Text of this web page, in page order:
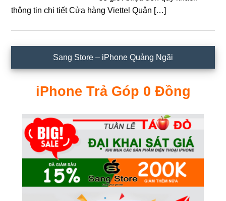
thông tin chi tiết Cửa hàng Viettel Quận […]
chính
Sang Store – iPhone Quảng Ngãi
iPhone Trả Góp 0 Đồng